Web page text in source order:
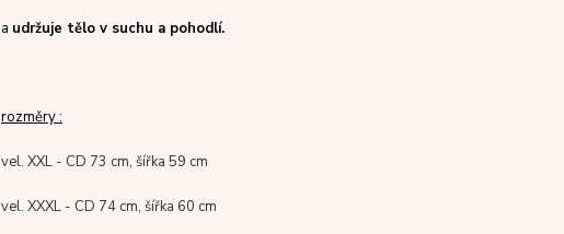
a udržuje tělo v suchu a pohodlí.
rozměry :
vel. XXL - CD 73 cm, šířka 59 cm
vel. XXXL - CD 74 cm, šířka 60 cm